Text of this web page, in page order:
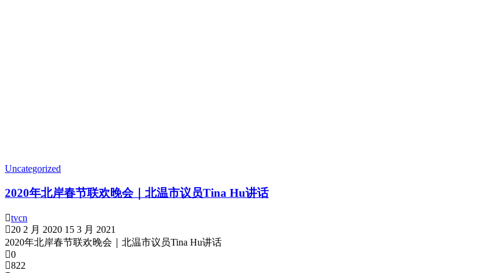
Uncategorized
2020年北岸春节联欢晚会｜北温市议员Tina Hu讲话
tvcn
20 2 月 2020 15 3 月 2021
2020年北岸春节联欢晚会｜北温市议员Tina Hu讲话
0
822